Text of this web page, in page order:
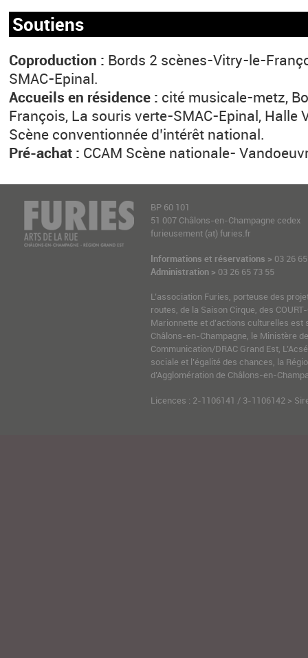
Soutiens
Coproduction : Bords 2 scènes-Vitry-le-
SMAC-Epinal.
Accueils en résidence : cité musicale-metz,
François, La souris verte-SMAC-Epinal, Halle
Scène conventionnée d’intérêt national.
Pré-achat : CCAM Scène nationale-
BP 60 101
51 007 Châlons-en-Champagne cedex
furieusement (at) furies.fr
Informations et réservations > 03 26
Administration > 03 26 65 73 55
L’association Furies, porteuse des
routes, de la Saison Cirque, des
Marionnette et d’actions culturelles est
Châlons-en-Champagne, le Ministère
Communication/DRAC Grand Est,
sociale et l’égalité des chances, la
d’Agglomération de Châlons-en-
Licences : 2-1106141 / 3-1106142 >